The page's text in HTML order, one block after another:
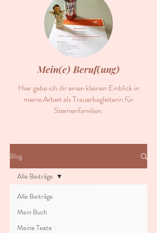
Mein(e) Beruf(ung)
Hier gebe ich dir einen kleinen Einblick in
meine Arbeit als Trauerbegleiterin für
Sternenfamilien.
Blog
Alle Beiträge
Mein Buch
Meine Texte
Alle Beiträge